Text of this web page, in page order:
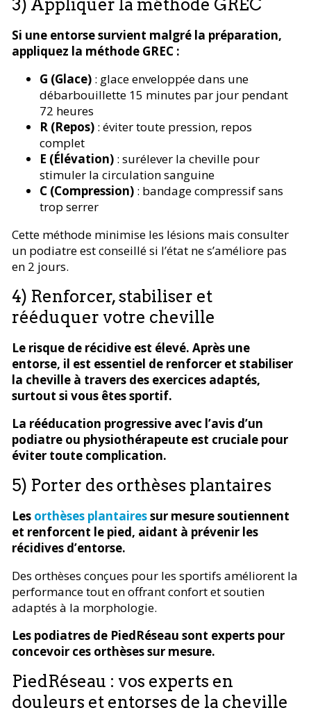
3) Appliquer la méthode GREC
Si une entorse survient malgré la préparation,
appliquez la méthode GREC :
G (Glace) : glace enveloppée dans une
débarbouillette 15 minutes par jour pendant
72 heures
R (Repos) : éviter toute pression, repos
complet
E (Élévation) : surélever la cheville pour
stimuler la circulation sanguine
C (Compression) : bandage compressif sans
trop serrer
Cette méthode minimise les lésions mais consulter
un podiatre est conseillé si l’état ne s’améliore pas
en 2 jours.
4) Renforcer, stabiliser et
rééduquer votre cheville
Le risque de récidive est élevé. Après une
entorse, il est essentiel de renforcer et stabiliser
la cheville à travers des exercices adaptés,
surtout si vous êtes sportif.
La rééducation progressive avec l’avis d’un
podiatre ou physiothérapeute est cruciale pour
éviter toute complication.
5) Porter des orthèses plantaires
Les orthèses plantairessur mesure soutiennent
et renforcent le pied, aidant à prévenir les
récidives d’entorse.
Des orthèses conçues pour les sportifs améliorent la
performance tout en offrant confort et soutien
adaptés à la morphologie.
Les podiatres de PiedRéseau sont experts pour
concevoir ces orthèses sur mesure.
PiedRéseau : vos experts en
douleurs et entorses de la cheville